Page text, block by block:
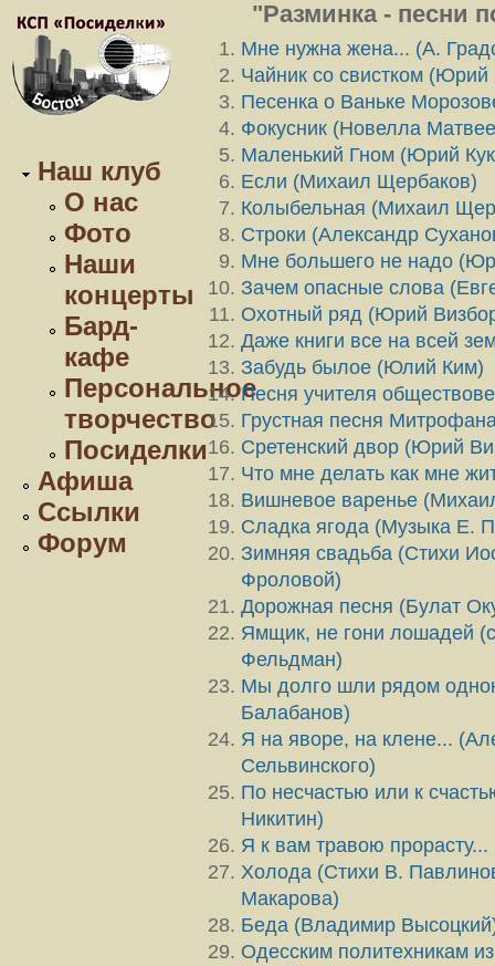
Наш клуб
О нас
Фото
Наши
концерты
Бард-
кафе
Персональное
творчество
Посиделки
Афиша
Ссылки
Форум
"Разминка - песни
Мне нужна жена... (А.
Чайник со свистком (Юрий
Песенка о Ваньке
Фокусник (Новелла
Маленький Гном (Юрий
Если (Михаил Щербаков)
Колыбельная (Михаил
Строки (Александр
Мне большего не надо
Зачем опасные слова
Охотный ряд (Юрий
Даже книги все на всей
Забудь былое (Юлий Ким)
Песня учителя
Грустная песня
Сретенский двор (Юрий
Что мне делать как мне
Вишневое варенье
Сладка ягода (Музыка Е.
Зимняя свадьба (Стихи
Фроловой)
Дорожная песня (Булат
Ямщик, не гони лошадей
Фельдман)
Мы долго шли рядом
Балабанов)
Я на яворе, на клене...
Сельвинского)
По несчастью или к
Никитин)
Я к вам травою
Холода (Стихи В.
Макарова)
Беда (Владимир
Одесским политехникам